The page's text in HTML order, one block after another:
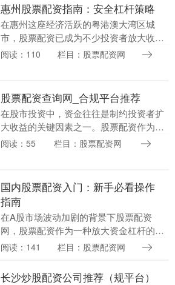
惠州股票配资指南：安全杠杆策略
在惠州这座经济活跃的粤港澳大湾区城
市，股票配资已成为不少投资者放大收益
的重要工具。然而股票实盘配资，杠杆操
阅读：110 栏目：股票配资网
股票配资查询网_合规平台推荐
在股市投资中，资金往往是制约投资者扩
大收益的关键因素之一。股票配资作为一
种合法的资金融通方式，通过杠杆效应帮
阅读：55 栏目：股票配资网
国内股票配资入门：新手必看操作
指南
在A股市场波动加剧的背景下股票配资
网，股票配资作为一种放大资金杠杆的工
具，正吸引越来越多投资者的关注。对于
理、掌握操作要点至关....
阅读：141 栏目：股票配资网
长沙炒股配资公司推荐（规平台）